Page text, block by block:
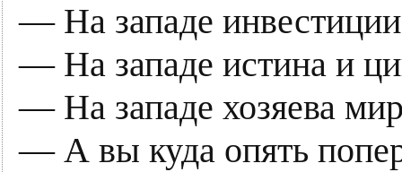
— На западе
— На западе истина и
— На западе хозяева
— А вы куда опять